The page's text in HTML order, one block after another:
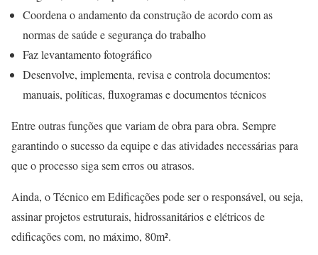
Coordena o andamento da construção de acordo com as
normas de saúde e segurança do trabalho
Faz levantamento fotográfico
Desenvolve, implementa, revisa e controla documentos:
manuais, políticas, fluxogramas e documentos técnicos
Entre outras funções que variam de obra para obra. Sempre
garantindo o sucesso da equipe e das atividades necessárias para
que o processo siga sem erros ou atrasos.
Ainda, o Técnico em Edificações pode ser o responsável, ou seja,
assinar projetos estruturais, hidrossanitários e elétricos de
edificações com, no máximo, 80m².